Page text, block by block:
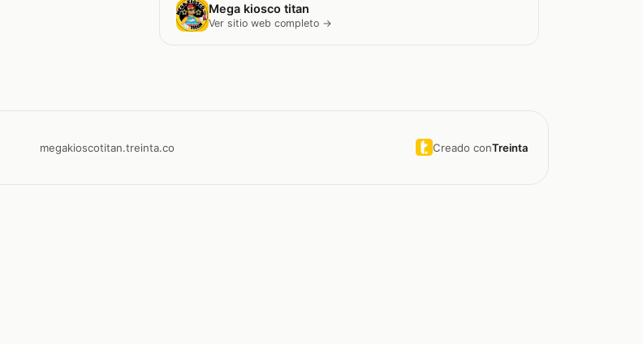
Mega kiosco titan
Ver sitio web completo →
megakioscotitan.treinta.co Creado conTreinta